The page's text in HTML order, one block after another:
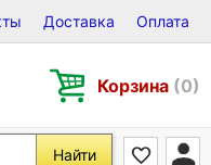
Виниле, CD и DVD
Доставка Оплата
Корзина (0)
Найти